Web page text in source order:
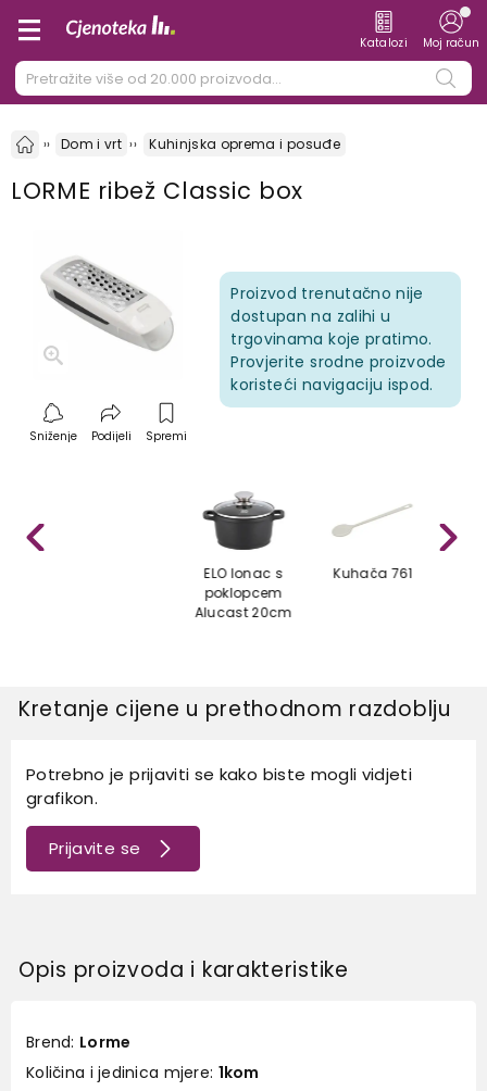
Katalozi Moj račun
Dom i vrt Kuhinjska oprema i posuđe
LORME ribež Classic box
Sniženje Podijeli Spremi
Proizvod trenutačno nije
dostupan na zalihi u
trgovinama koje pratimo.
Provjerite srodne proizvode
koristeći navigaciju ispod.
ELO lonac s
poklopcem
Alucast 20cm
Kuhača 761
Kretanje cijene u prethodnom razdoblju
Potrebno je prijaviti se kako biste mogli vidjeti
grafikon.
Prijavite se
Opis proizvoda i karakteristike
Brend: Lorme
Količina i jedinica mjere: 1kom